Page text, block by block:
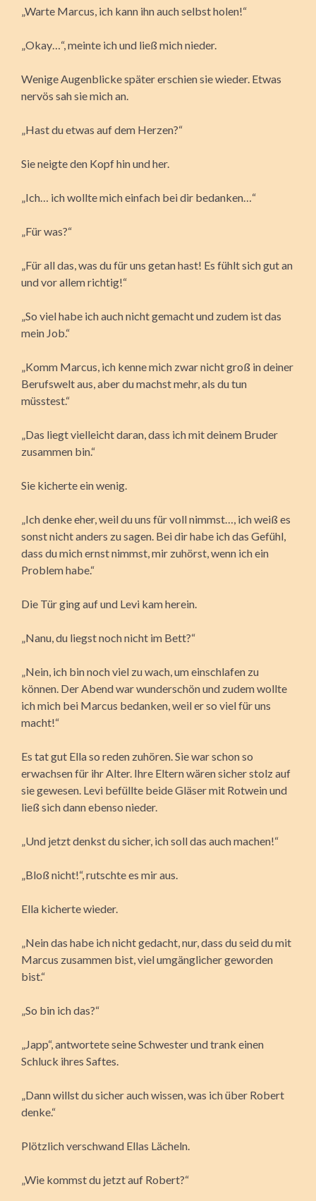
„Warte Marcus, ich kann ihn auch selbst holen!“
„Okay…“, meinte ich und ließ mich nieder.
Wenige Augenblicke später erschien sie wieder. Etwas
nervös sah sie mich an.
„Hast du etwas auf dem Herzen?“
Sie neigte den Kopf hin und her.
„Ich… ich wollte mich einfach bei dir bedanken…“
„Für was?“
„Für all das, was du für uns getan hast! Es fühlt sich gut an
und vor allem richtig!“
„So viel habe ich auch nicht gemacht und zudem ist das
mein Job.“
„Komm Marcus, ich kenne mich zwar nicht groß in deiner
Berufswelt aus, aber du machst mehr, als du tun
müsstest.“
„Das liegt vielleicht daran, dass ich mit deinem Bruder
zusammen bin.“
Sie kicherte ein wenig.
„Ich denke eher, weil du uns für voll nimmst…, ich weiß es
sonst nicht anders zu sagen. Bei dir habe ich das Gefühl,
dass du mich ernst nimmst, mir zuhörst, wenn ich ein
Problem habe.“
Die Tür ging auf und Levi kam herein.
„Nanu, du liegst noch nicht im Bett?“
„Nein, ich bin noch viel zu wach, um einschlafen zu
können. Der Abend war wunderschön und zudem wollte
ich mich bei Marcus bedanken, weil er so viel für uns
macht!“
Es tat gut Ella so reden zuhören. Sie war schon so
erwachsen für ihr Alter. Ihre Eltern wären sicher stolz auf
sie gewesen. Levi befüllte beide Gläser mit Rotwein und
ließ sich dann ebenso nieder.
„Und jetzt denkst du sicher, ich soll das auch machen!“
„Bloß nicht!“, rutschte es mir aus.
Ella kicherte wieder.
„Nein das habe ich nicht gedacht, nur, dass du seid du mit
Marcus zusammen bist, viel umgänglicher geworden
bist.“
„So bin ich das?“
„Japp“, antwortete seine Schwester und trank einen
Schluck ihres Saftes.
„Dann willst du sicher auch wissen, was ich über Robert
denke.“
Plötzlich verschwand Ellas Lächeln.
„Wie kommst du jetzt auf Robert?“